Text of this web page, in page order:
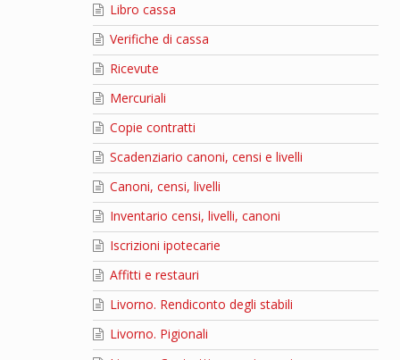
Libro cassa
Verifiche di cassa
Ricevute
Mercuriali
Copie contratti
Scadenziario canoni, censi e livelli
Canoni, censi, livelli
Inventario censi, livelli, canoni
Iscrizioni ipotecarie
Affitti e restauri
Livorno. Rendiconto degli stabili
Livorno. Pigionali